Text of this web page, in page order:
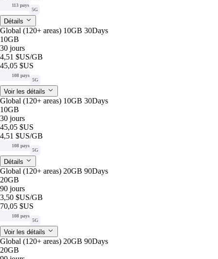
113 pays
5G
Détails
Global (120+ areas) 10GB 30Days
10GB
30 jours
4,51 $US/GB
45,05 $US
108 pays
5G
Voir les détails
Global (120+ areas) 10GB 30Days
10GB
30 jours
45,05 $US
4,51 $US/GB
108 pays
5G
Détails
Global (120+ areas) 20GB 90Days
20GB
90 jours
3,50 $US/GB
70,05 $US
108 pays
5G
Voir les détails
Global (120+ areas) 20GB 90Days
20GB